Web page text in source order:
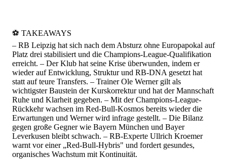
⚽️ TAKEAWAYS
– RB Leipzig hat sich nach dem Absturz ohne Europapokal auf
Platz drei stabilisiert und die Champions-League-Qualifikation
erreicht. – Der Klub hat seine Krise überwunden, indem er
wieder auf Entwicklung, Struktur und RB-DNA gesetzt hat
statt auf teure Transfers. – Trainer Ole Werner gilt als
wichtigster Baustein der Kurskorrektur und hat der Mannschaft
Ruhe und Klarheit gegeben. – Mit der Champions-League-
Rückkehr wachsen im Red-Bull-Kosmos bereits wieder die
Erwartungen und Werner wird infrage gestellt. – Die Bilanz
gegen große Gegner wie Bayern München und Bayer
Leverkusen bleibt schwach. – RB-Experte Ullrich Kroemer
warnt vor einer „Red-Bull-Hybris" und fordert gesundes,
organisches Wachstum mit Kontinuität.